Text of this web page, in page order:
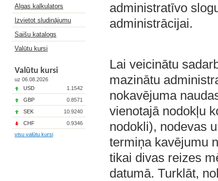
Algas kalkulators
Izvietot sludinājumu
Saišu katalogs
Valūtu kursi
Valūtu kursi
uz 06.08.2026
USD
1.1542
GBP
0.8571
SEK
10.9240
CHF
0.9346
visu valūtu kursi
administratīvo
administrācijai.
Lai veicinātu
mazinātu
nokavējuma
vienotajā nodokļu
nodokli), nodevas
termiņa kavējumu
tikai divas reizes
datumā. Turklāt,